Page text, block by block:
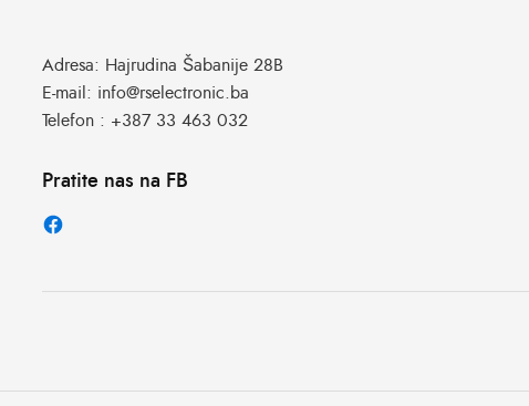
Adresa: Hajrudina Šabanije 28B
E-mail: info@rselectronic.ba
Telefon : +387 33 463 032
Pratite nas na FB